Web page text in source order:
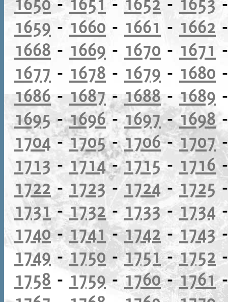
1659 - 1660 - 1661 - 1662
1668 - 1669 - 1670 - 1671
1677 - 1678 - 1679 - 1680
1686 - 1687 -1688- 1689
1695-1696-1697-1698
1704-1705-1706-1707
1713 - 1714-1715 - 1716
1722 -1723 - 1724-1725
1731-1732 - 1733- 1734
1740-1741-1742-1743
1749 -1750 -1751-1752
1758 - 1759 -1760-1761